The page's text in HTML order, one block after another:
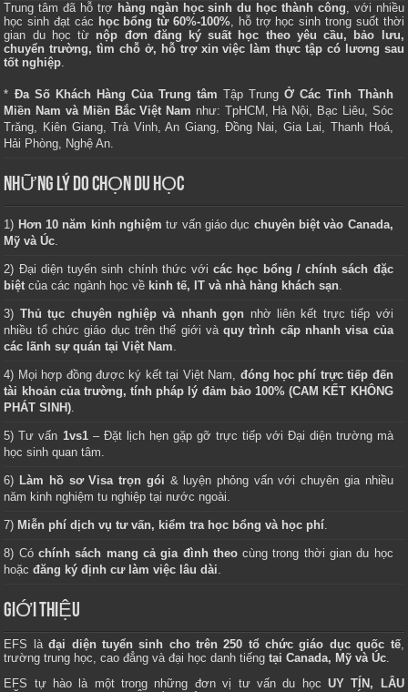
Trung tâm đã hỗ trợ hàng ngàn học sinh du học thành công, với nhiều
học sinh đạt các học bổng từ 60%-100%, hỗ trợ học sinh trong suốt thời
gian du học từ nộp đơn đăng ký suất học theo yêu cầu, bảo lưu,
chuyển trường, tìm chỗ ở, hỗ trợ xin việc làm thực tập có lương sau
tốt nghiệp.
* Đa Số Khách Hàng Của Trung tâm Tập TrungỞ Các Tỉnh Thành
Miền Nam và Miền Bắc Việt Nam như: TpHCM, Hà Nội, Bạc Liêu, Sóc
Trăng, Kiên Giang, Trà Vinh, An Giang, Đồng Nai, Gia Lai, Thanh Hoá,
Hải Phòng, Nghệ An.
NHỮNG LÝ DO CHỌN DU HỌC
1) Hơn 10 năm kinh nghiệm tư vấn giáo dục chuyên biệt vào Canada,
Mỹ và Úc.
2) Đại diện tuyển sinh chính thức vớicác học bổng / chính sách đặc
biệt của các ngành học về kinh tế, IT và nhà hàng khách sạn.
3) Thủ tục chuyên nghiệp và nhanh gọn nhờ liên kết trực tiếp với
nhiều tổ chức giáo dục trên thế giới vàquy trình cấp nhanh visa của
các lãnh sự quán tại Việt Nam.
4) Mọi hợp đồng được ký kết tại Việt Nam, đóng học phí trực tiếp đến
tài khoản của trường, tính pháp lý đảm bảo 100% (CAM KẾT KHÔNG
PHÁT SINH).
5) Tư vấn 1vs1– Đặt lịch hẹn gặp gỡ trực tiếp với Đại diện trường mà
học sinh quan tâm.
6) Làm hồ sơ Visa trọn gói & luyện phỏng vấn với chuyên gia nhiều
năm kinh nghiệm tu nghiệp tại nước ngoài.
7) Miễn phí dịch vụ tư vấn, kiểm tra học bổng và học phí.
8) Cóchính sách mang cả gia đình theocùng trong thời gian du học
hoặcđăng ký định cư làm việc lâu dài.
GIỚI THIỆU
EFS làđại diện tuyển sinh cho trên 250 tổ chức giáo dục quốc tế,
trường trung học, cao đẳng và đại học danh tiếng tại Canada, Mỹ và Úc.
EFS tự hào là một trong những đơn vị tư vấn du học UY TÍN, LÂU